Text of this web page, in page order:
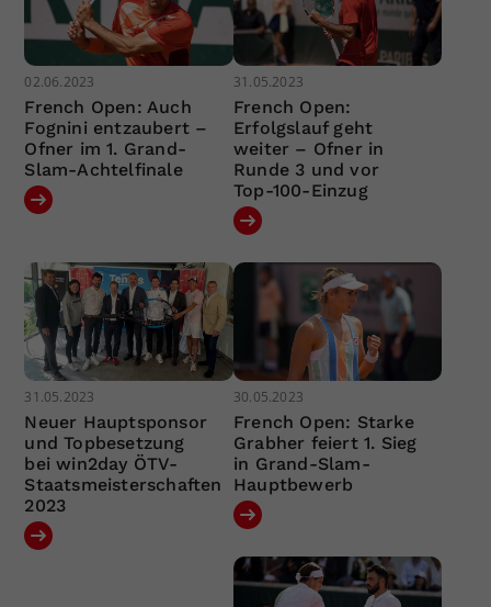
02.06.2023
French Open: Auch
Fognini entzaubert –
Ofner im 1. Grand-
Slam-Achtelfinale
31.05.2023
French Open:
Erfolgslauf geht
weiter – Ofner in
Runde 3 und vor
Top-100-Einzug
31.05.2023
Neuer Hauptsponsor
und Topbesetzung
bei win2day ÖTV-
Staatsmeisterschaften
2023
30.05.2023
French Open: Starke
Grabher feiert 1. Sieg
in Grand-Slam-
Hauptbewerb